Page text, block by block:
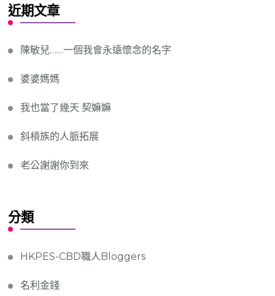
近期文章
陳敏兒……一個我會永遠懷念的名字
婆婆媽媽
我也當了幾天 契嫲嫲
斜槓族的人脈拓展
老公謝謝你到來
分類
HKPES-CBD職人Bloggers
名利金錢